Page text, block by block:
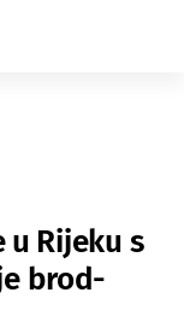
u Rijeku s
brod-